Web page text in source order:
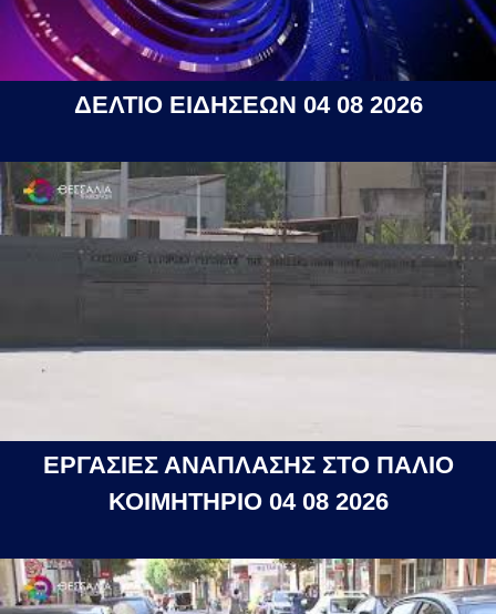
ΔΕΛΤΙΟ ΕΙΔΗΣΕΩΝ 04 08 2026
ΕΡΓΑΣΙΕΣ ΑΝΑΠΛΑΣΗΣ ΣΤΟ ΠΑΛΙΟ
ΚΟΙΜΗΤΗΡΙΟ 04 08 2026